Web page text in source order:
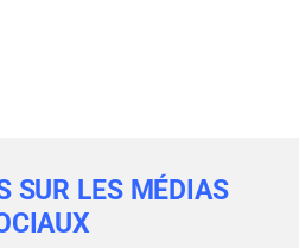
SUR LES MÉDIAS